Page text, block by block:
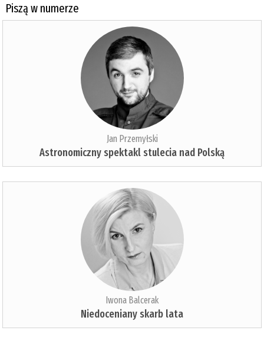
Piszą w numerze
Jan Przemyłski
Astronomiczny spektakl stulecia nad Polską
Iwona Balcerak
Niedoceniany skarb lata